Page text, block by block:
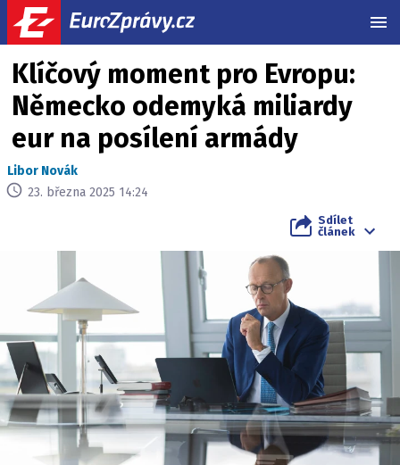
Klíčový moment pro Evropu:
Německo odemyká miliardy
eur na posílení armády
Libor Novák
23. března 2025 14:24
Sdílet
článek